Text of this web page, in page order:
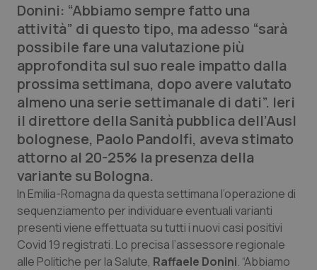
Lettere al direttore
Edizioni Regionali
QS Pro
Professionisti Sanitari.AI
Abruzzo
Basilicata
Calabria
QS Pro Gold
Artrite & artrosi
Asma & BPCO
QS Club Newsletter
Donini: “Abbiamo sempre fatto una
attività” di questo tipo, ma adesso “sarà
possibile fare una valutazione più
approfondita sul suo reale impatto dalla
prossima settimana, dopo avere valutato
almeno una serie settimanale di dati”. Ieri
il direttore della Sanità pubblica dell’Ausl
bolognese, Paolo Pandolfi, aveva stimato
attorno al 20-25% la presenza della
variante su Bologna.
In Emilia-Romagna da questa settimana l’operazione di
sequenziamento per individuare eventuali varianti
presenti viene effettuata su tutti i nuovi casi positivi
Covid 19 registrati. Lo precisa l’assessore regionale
alle Politiche per la Salute, Raffaele Donini. “Abbiamo